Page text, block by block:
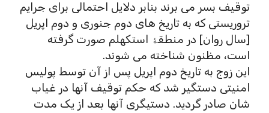
توقیف بسر می برند بنابر دلایل احتمالی برای جرایم
تروریستی که به تاریخ های دوم جنوری و دوم اپریل
[سال روان] در منطقۀ استکهلم صورت گرفته
است، مظنون شناخته می شوند.
این زوج به تاریخ دوم اپریل پس از آن توسط پولیس
امنیتی دستگیر شد که حکم توقیف آنها در غیاب
شان صادر گردید. دستیگری آنها بعد از یک مدت